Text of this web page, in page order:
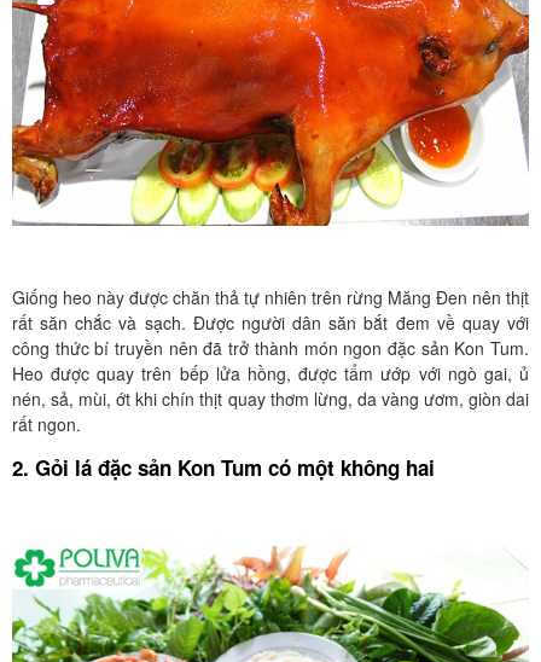
Giống heo này được chăn thả tự nhiên trên rừng Măng Đen nên thịt
rất săn chắc và sạch. Được người dân săn bắt đem về quay với
công thức bí truyền nên đã trở thành món ngon đặc sản Kon Tum.
Heo được quay trên bếp lửa hồng, được tẩm ướp với ngò gai, ủ
nén, sả, mùi, ớt khi chín thịt quay thơm lừng, da vàng ươm, giòn dai
rất ngon.
2. Gỏi lá đặc sản Kon Tum có một không hai